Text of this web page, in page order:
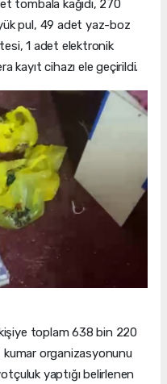
tombala kağıdı, 270
pul, 49 adet yaz-boz
1 adet elektronik
kayıt cihazı ele geçirildi.
toplam 638 bin 220
kumar organizasyonunu
yaptığı belirlenen